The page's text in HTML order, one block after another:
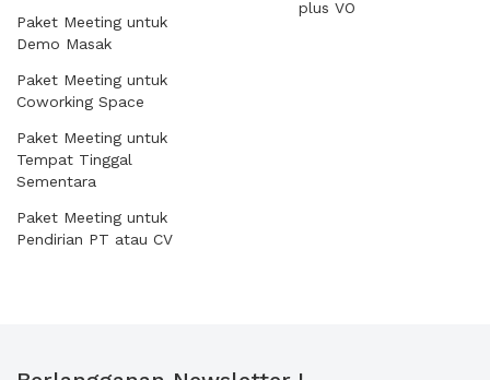
Paket Meeting untuk
Demo Masak
Paket Meeting untuk
Coworking Space
Paket Meeting untuk
Tempat Tinggal
Sementara
Paket Meeting untuk
Pendirian PT atau CV
plus VO